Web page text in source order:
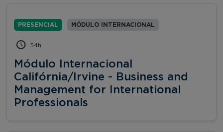
PRESENCIAL MÓDULO INTERNACIONAL
54h
Módulo Internacional
Califórnia/Irvine - Business and
Management for International
Professionals